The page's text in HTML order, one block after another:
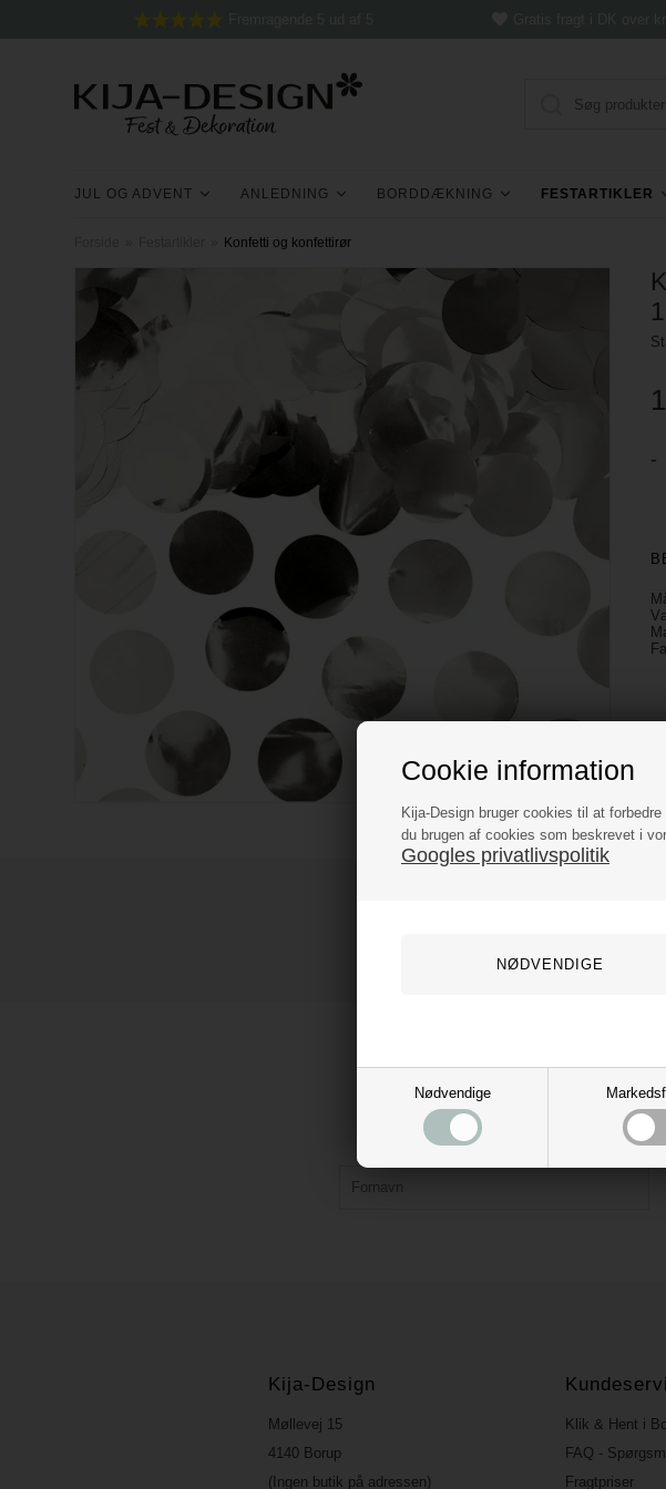
Cookie information
Kija-Design bruger cookies til at
du brugen af cookies som beskrevet i
Googles privatlivspolitik
Nødvendige
JUL OG ADVENT ANLEDNING BORDDÆKNING FESTARTIKLER
Konfetti og konfettirør
-
Bliv forkælet
Kija-Design
Møllevej 15
4140 Borup
(Ingen butik på adressen)
Klik & Hent i
FAQ -
Fragtpriser